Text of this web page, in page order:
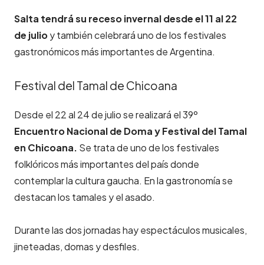
Salta tendrá su receso invernal desde el 11 al 22
de julioy también celebrará uno de los festivales
gastronómicos más importantes de Argentina.
Festival del Tamal de Chicoana
Desde el 22 al 24 de julio se realizará el 39º
Encuentro Nacional de Doma y Festival del Tamal
en Chicoana. Se trata de uno de los festivales
folklóricos más importantes del país donde
contemplar la cultura gaucha. En la gastronomía se
destacan los tamales y el asado.
Durante las dos jornadas hay espectáculos musicales,
jineteadas, domas y desfiles.